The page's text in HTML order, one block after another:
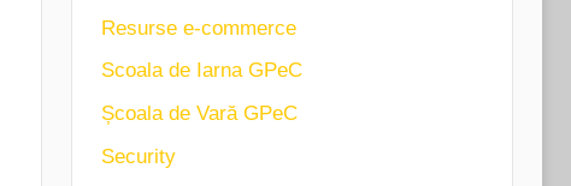
Resurse e-commerce
Scoala de Iarna GPeC
Școala de Vară GPeC
Security